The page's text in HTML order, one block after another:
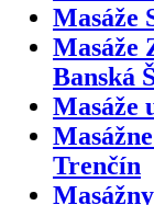
Masáže
Masáže
Banská
Masáže
Trenčín